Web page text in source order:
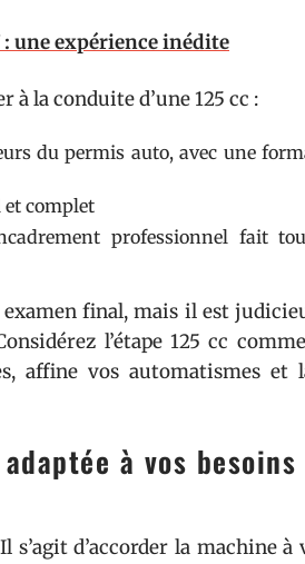
une expérience inédite
la conduite d’une 125 cc :
du permis auto, avec une
complet
professionnel fait
final, mais il est
l’étape 125 cc
affine vos automatismes et
à vos besoins
s’agit d’accorder la machine à